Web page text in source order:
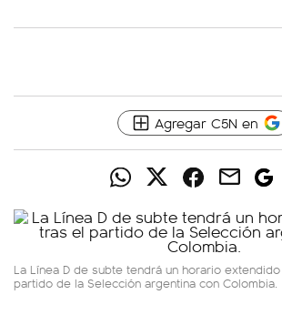
Agregar C5N en
La Línea D de subte tendrá un horario
partido de la Selección argentina con Colombia.